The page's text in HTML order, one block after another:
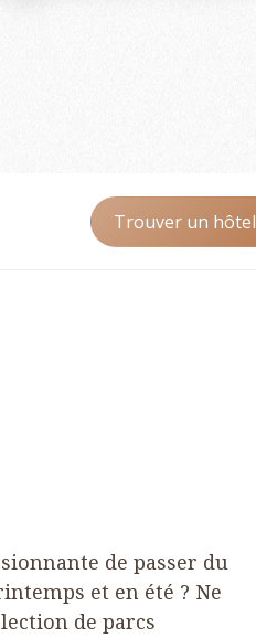
Trouver un hôtel
de passer du
et en été ? Ne
de parcs